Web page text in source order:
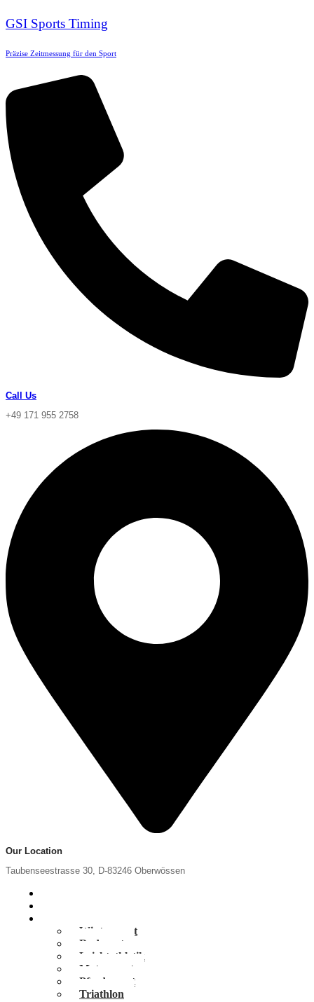
GSI Sports Timing
Präzise Zeitmessung für den Sport
Call Us
+49 171 955 2758
Our Location
Taubenseestrasse 30, D-83246 Oberwössen
Wintersport
Radsport
Leichtathletik
Motorsport
Pferdesport
Triathlon